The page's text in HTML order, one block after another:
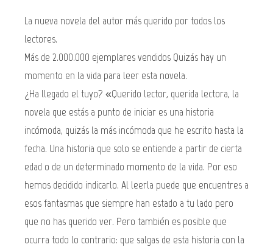
La nueva novela del autor más querido por todos los
lectores.
Más de 2.000.000 ejemplares vendidos Quizás hay un
momento en la vida para leer esta novela.
¿Ha llegado el tuyo? «Querido lector, querida lectora, la
novela que estás a punto de iniciar es una historia
incómoda, quizás la más incómoda que he escrito hasta la
fecha. Una historia que solo se entiende a partir de cierta
edad o de un determinado momento de la vida. Por eso
hemos decidido indicarlo. Al leerla puede que encuentres a
esos fantasmas que siempre han estado a tu lado pero
que no has querido ver. Pero también es posible que
ocurra todo lo contrario: que salgas de esta historia con la